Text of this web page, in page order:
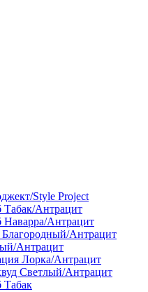
Style Project
Табак/Антрацит
Наварра/Антрацит
Антрацит
Антрацит
Лорка/Антрацит
Светлый/Антрацит
Табак